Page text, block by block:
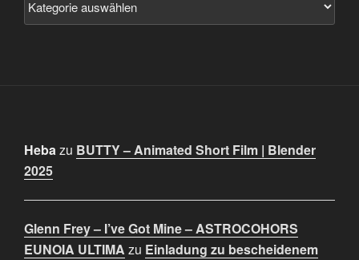
Hebazu BUTTY – Animated Short Film | Blender
2025
Glenn Frey – I’ve Got Mine – ASTROCOHORS
EUNOIA ULTIMA zu Einladung zu bescheidenem